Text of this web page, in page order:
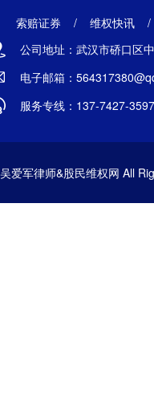
索赔证券 / 维权快讯
公司地址：武汉市硚口区
电子邮箱：
服务专线：137-7427-3597
爱军律师&股民维权网 All